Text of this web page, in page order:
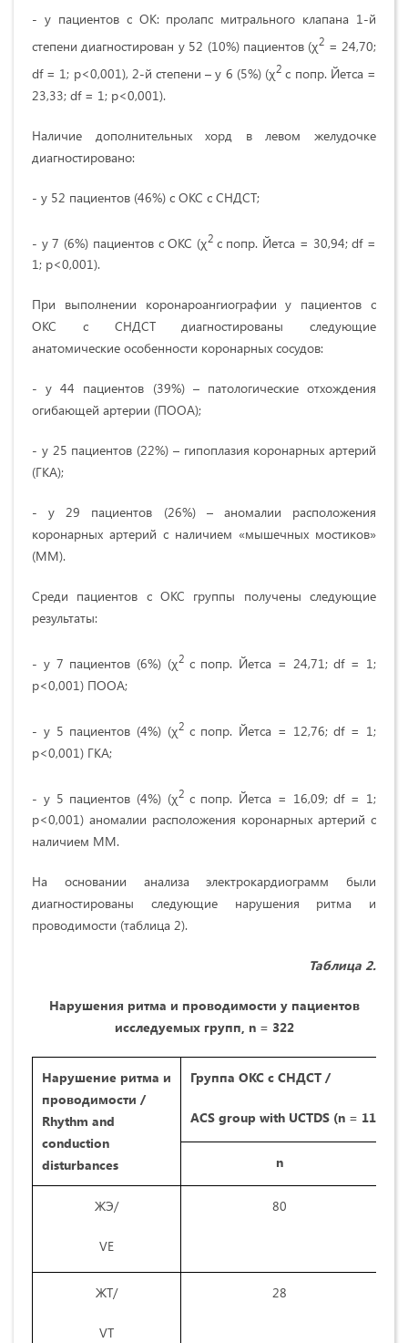
- у пациентов с ОК: пролапс митрального клапана 1-й
степени диагностирован у 52 (10%) пациентов (χ2 = 24,70;
df = 1; p<0,001), 2-й степени – у 6 (5%) (χ2 с попр. Йетса =
23,33; df = 1; p<0,001).
Наличие дополнительных хорд в левом желудочке
диагностировано:
- у 52 пациентов (46%) с ОКС с СНДСТ;
- у 7 (6%) пациентов с ОКС (χ2 с попр. Йетса = 30,94; df =
1; p<0,001).
При выполнении коронароангиографии у пациентов с
ОКС с СНДСТ диагностированы следующие
анатомические особенности коронарных сосудов:
- у 44 пациентов (39%) – патологические отхождения
огибающей артерии (ПООА);
- у 25 пациентов (22%) – гипоплазия коронарных артерий
(ГКА);
- у 29 пациентов (26%) – аномалии расположения
коронарных артерий с наличием «мышечных мостиков»
(ММ).
Среди пациентов с ОКС группы получены следующие
результаты:
- у 7 пациентов (6%) (χ2 с попр. Йетса = 24,71; df = 1;
p<0,001) ПООА;
- у 5 пациентов (4%) (χ2 с попр. Йетса = 12,76; df = 1;
p<0,001) ГКА;
- у 5 пациентов (4%) (χ2 с попр. Йетса = 16,09; df = 1;
p<0,001) аномалии расположения коронарных артерий с
наличием ММ.
На основании анализа электрокардиограмм были
диагностированы следующие нарушения ритма и
проводимости (таблица 2).
Таблица 2.
Нарушения ритма и проводимости у пациентов
исследуемых групп, n = 322
Нарушение ритма и
проводимости /
Rhythm and
conduction
disturbances
Группа ОКС с СНДСТ /
ACS group with UCTDS (n = 113)
n
ЖЭ/
VE
80
ЖТ/
VT
28